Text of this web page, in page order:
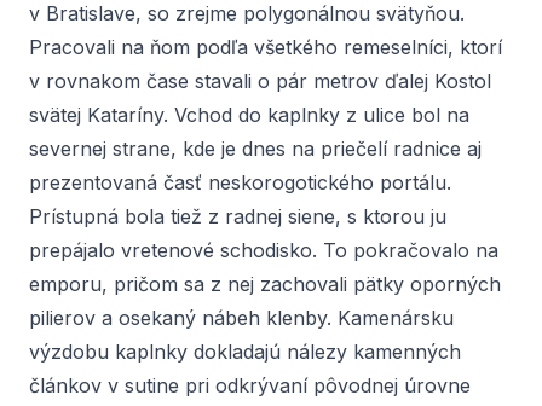
v Bratislave, so zrejme polygonálnou svätyňou.
Pracovali na ňom podľa všetkého remeselníci, ktorí
v rovnakom čase stavali o pár metrov ďalej Kostol
svätej Kataríny. Vchod do kaplnky z ulice bol na
severnej strane, kde je dnes na priečelí radnice aj
prezentovaná časť neskorogotického portálu.
Prístupná bola tiež z radnej siene, s ktorou ju
prepájalo vretenové schodisko. To pokračovalo na
emporu, pričom sa z nej zachovali pätky oporných
pilierov a osekaný nábeh klenby. Kamenársku
výzdobu kaplnky dokladajú nálezy kamenných
článkov v sutine pri odkrývaní pôvodnej úrovne